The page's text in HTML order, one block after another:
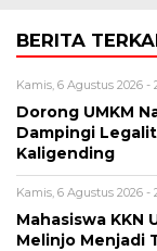
BERITA
Kamis, 6 Agustus 2026 -
Dorong UMKM
Dampingi
Kaligending
Kamis, 6 Agustus 2026 -
Mahasiswa KKN
Melinjo Menjadi